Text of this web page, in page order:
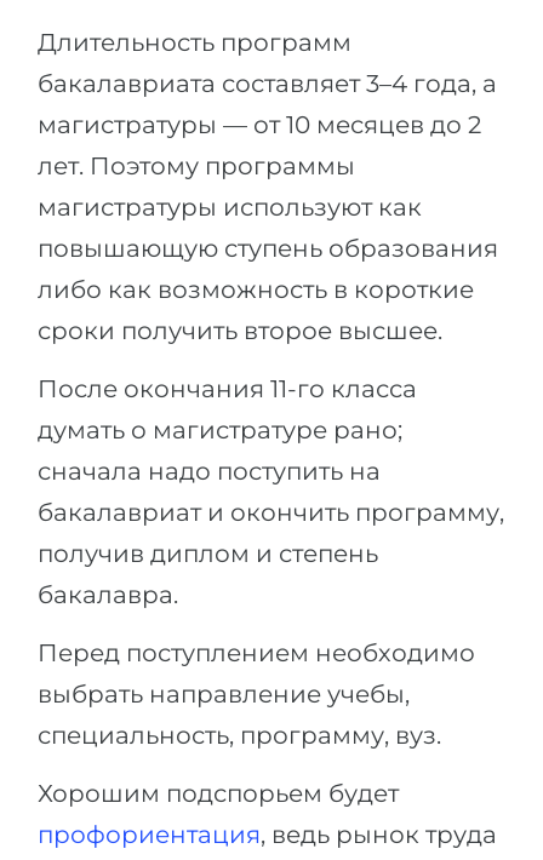
Длительность программ
бакалавриата составляет 3–4 года, а
магистратуры — от 10 месяцев до 2
лет. Поэтому программы
магистратуры используют как
повышающую ступень образования
либо как возможность в короткие
сроки получить второе высшее.
После окончания 11-го класса
думать о магистратуре рано;
сначала надо поступить на
бакалавриат и окончить программу,
получив диплом и степень
бакалавра.
Перед поступлением необходимо
выбрать направление учебы,
специальность, программу, вуз.
Хорошим подспорьем будет
профориентация, ведь рынок труда